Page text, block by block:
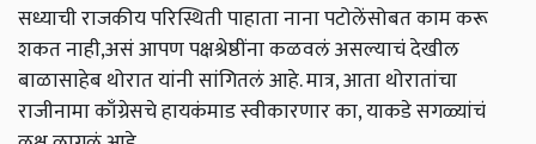
सध्याची राजकीय परिस्थिती पाहाता नाना पटोलेंसोबत काम करू
शकत नाही,असं आपण पक्षश्रेष्ठींना कळवलं असल्याचं देखील
बाळासाहेब थोरात यांनी सांगितलं आहे. मात्र, आता थोरातांचा
राजीनामा काँग्रेसचे हायकंमाड स्वीकारणार का, याकडे सगळ्यांचं